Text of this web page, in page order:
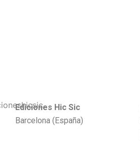
Ediciones Hic Sic
Barcelona (España)